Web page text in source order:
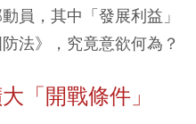
員，其中「發展利益」
法》，究竟意欲何為？
「開戰條件」